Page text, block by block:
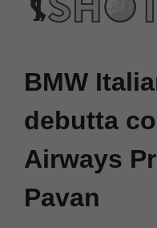
contenuto
BMW
debutta
Airways
Pavan